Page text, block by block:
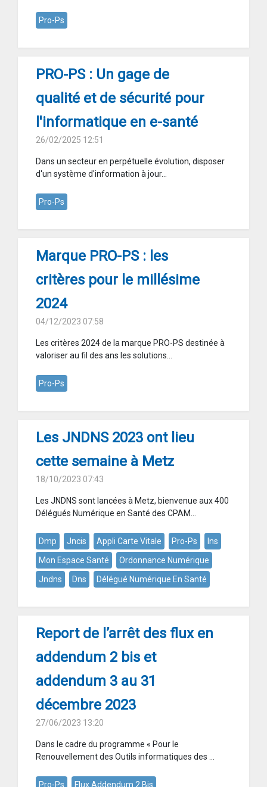
Pro-Ps
PRO-PS : Un gage de
qualité et de sécurité pour
l'informatique en e-santé
26/02/2025 12:51
Dans un secteur en perpétuelle évolution, disposer
d'un système d'information à jour...
Pro-Ps
Marque PRO-PS : les
critères pour le millésime
2024
04/12/2023 07:58
Les critères 2024 de la marque PRO-PS destinée à
valoriser au fil des ans les solutions...
Pro-Ps
Les JNDNS 2023 ont lieu
cette semaine à Metz
18/10/2023 07:43
Les JNDNS sont lancées à Metz, bienvenue aux 400
Délégués Numérique en Santé des CPAM...
Dmp Jncis Appli Carte Vitale Pro-Ps
Ins
Mon Espace Santé
Ordonnance Numérique
Jndns
Dns Délégué Numérique En Santé
Report de l’arrêt des flux en
addendum 2 bis et
addendum 3 au 31
décembre 2023
27/06/2023 13:20
Dans le cadre du programme « Pour le
Renouvellement des Outils informatiques des ...
Pro-Ps Flux Addendum 2 Bis